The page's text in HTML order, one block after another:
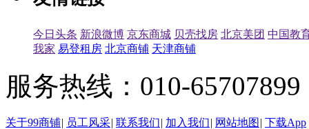
今日头条 新浪微博 京东商城 贝壳找房 北京美团 中国教
我家 易登租房 北京商铺 天津商铺
服务热线：010-
关于99商铺| 员工风采| 联系我们| 加入我们| 网站地图 | 下载App